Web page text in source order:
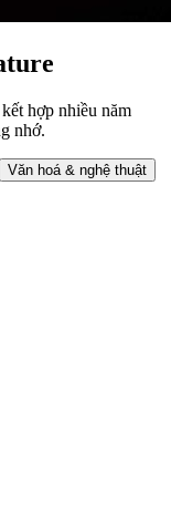
hợp nhiều năm
nhớ.
Văn hoá & nghệ thuật